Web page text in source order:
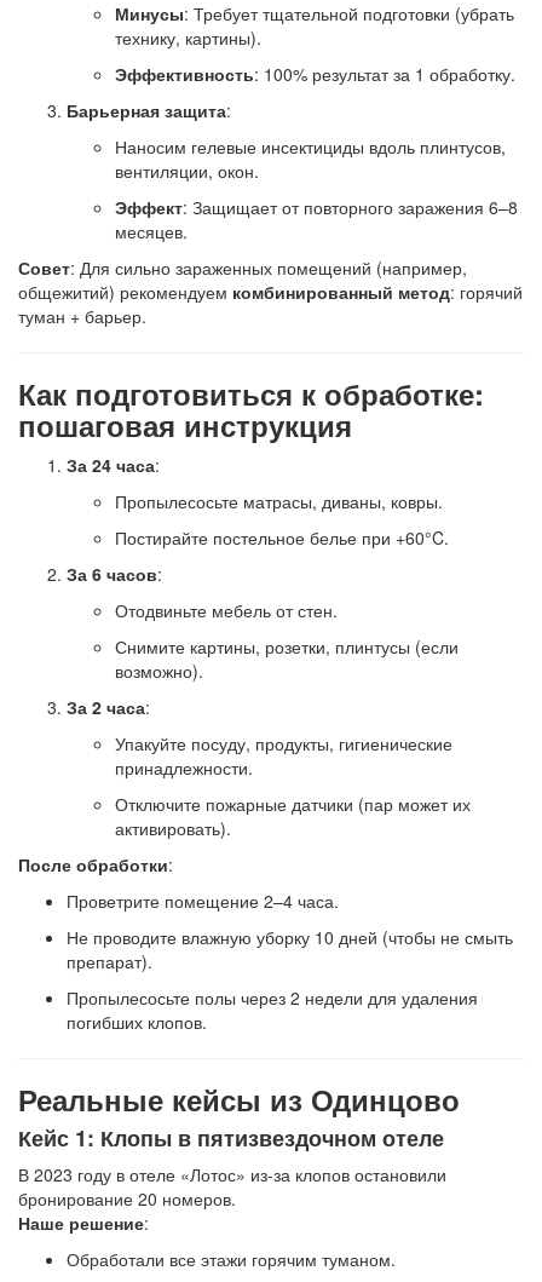
Минусы: Требует тщательной подготовки (убрать
технику, картины).
Эффективность: 100% результат за 1 обработку.
Барьерная защита:
Наносим гелевые инсектициды вдоль плинтусов,
вентиляции, окон.
Эффект: Защищает от повторного заражения 6–8
месяцев.
Совет: Для сильно зараженных помещений (например,
общежитий) рекомендуем комбинированный метод: горячий
туман + барьер.
Как подготовиться к обработке:
пошаговая инструкция
За 24 часа:
Пропылесосьте матрасы, диваны, ковры.
Постирайте постельное белье при +60°C.
За 6 часов:
Отодвиньте мебель от стен.
Снимите картины, розетки, плинтусы (если
возможно).
За 2 часа:
Упакуйте посуду, продукты, гигиенические
принадлежности.
Отключите пожарные датчики (пар может их
активировать).
После обработки:
Проветрите помещение 2–4 часа.
Не проводите влажную уборку 10 дней (чтобы не смыть
препарат).
Пропылесосьте полы через 2 недели для удаления
погибших клопов.
Реальные кейсы из Одинцово
Кейс 1: Клопы в пятизвездочном отеле
В 2023 году в отеле «Лотос» из-за клопов остановили
бронирование 20 номеров.
Наше решение:
Обработали все этажи горячим туманом.